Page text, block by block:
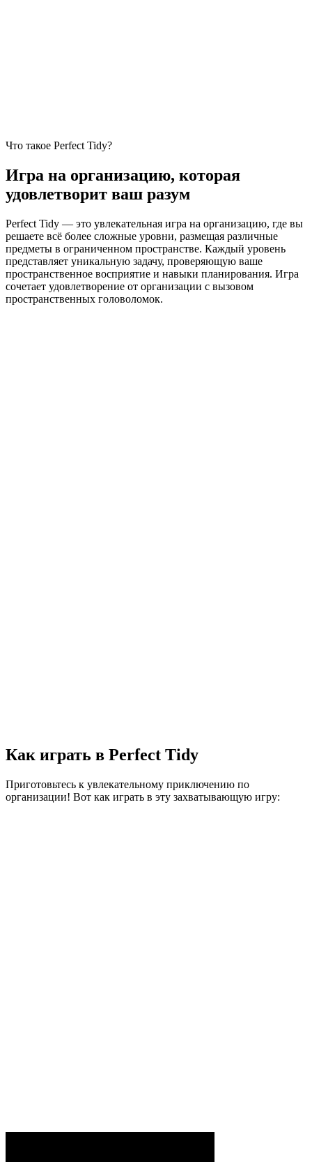
Что такое Perfect Tidy?
Игра на организацию, которая
удовлетворит ваш разум
Perfect Tidy — это увлекательная игра на организацию, где вы
решаете всё более сложные уровни, размещая различные
предметы в ограниченном пространстве. Каждый уровень
представляет уникальную задачу, проверяющую ваше
пространственное восприятие и навыки планирования. Игра
сочетает удовлетворение от организации с вызовом
пространственных головоломок.
Как играть в Perfect Tidy
Приготовьтесь к увлекательному приключению по
организации! Вот как играть в эту захватывающую игру: